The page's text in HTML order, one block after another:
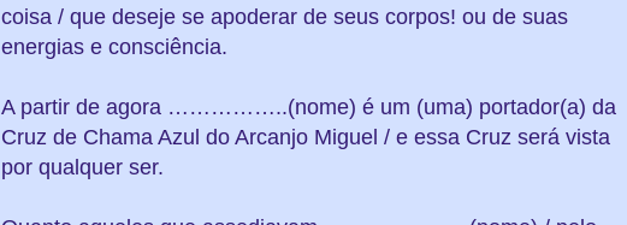
coisa / que deseje se apoderar de seus corpos! ou de suas
energias e consciência.
A partir de agora ……………..(nome) é um (uma) portador(a) da
Cruz de Chama Azul do Arcanjo Miguel / e essa Cruz será vista
por qualquer ser.